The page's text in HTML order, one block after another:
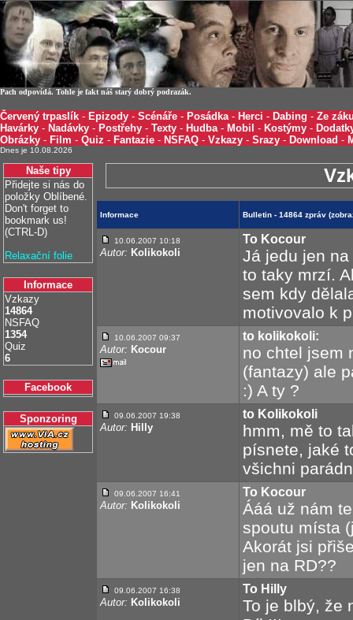
Pach odpovídá. Tohle je fakt náš starý dobrý podrazák.
Červený trpaslík - Epizody - Scénáře - Posádka- Herci - Dabing - Ze
Havárky - Nadávky - Postřehy - Texty - Hudba- Mobil - Kostýmy -
Obrázky - Film - Quiz - Fantazie - NSFAQ - Vzkazy - Srazy - Download -
Dnes je 10.08.2026
Naše tipy
Přidejte si nás do
položky Oblíbené.
Don't forget to
bookmark us!
(CTRL-D)
Relaxační folie
Informace
Vzkazy
14864
NSFAQ
1354
Quiz
6
Facebook
Sponzoring
Informace Bulletin - 14864 zpráv
10.06.2007 10:18
Autor: Kolikokoli
To Kocour
Já jedu jen
to taky mrzí.
sem kdy
motivovalo k
10.06.2007 09:37
Autor: Kocour
to kolikokoli:
no chtel jsem
(fantazy) ale
:) A ty ?
09.06.2007 19:38
Autor: Hilly
to Kolikokoli
hmm, mě to
písnete, jaké
všichni
09.06.2007 16:41
Autor: Kolikokoli
To Kocour
Ááá už nám
spoutu místa
Akorát jsi
jen na RD??
09.06.2007 16:38
Autor: Kolikokoli
To Hilly
To je blbý, že